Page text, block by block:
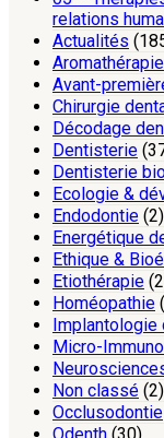
relations
Actualités
Aromathérapie
Avant-
Chirurgie
Décodage
Dentisterie
Dentisterie
Ecologie &
Endodontie (2)
Energétique
Ethique &
Etiothérapie
Homéopathie
Implantologie
Micro-
Non classé (2)
Occlusodontie